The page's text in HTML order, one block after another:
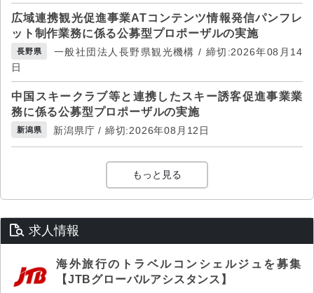
広域連携観光促進事業ATコンテンツ情報発信パンフレ
ット制作業務に係る公募型プロポーザルの実施
長野県
一般社団法人長野県観光機構 / 締切:2026年08月14
日
中国スキークラブ等と連携したスキー誘客促進事業業
務に係る公募型プロポーザルの実施
新潟県 新潟県庁 / 締切:2026年08月12日
もっと見る
求人情報
海外旅行のトラベルコンシェルジュを募集
【JTBグローバルアシスタンス】